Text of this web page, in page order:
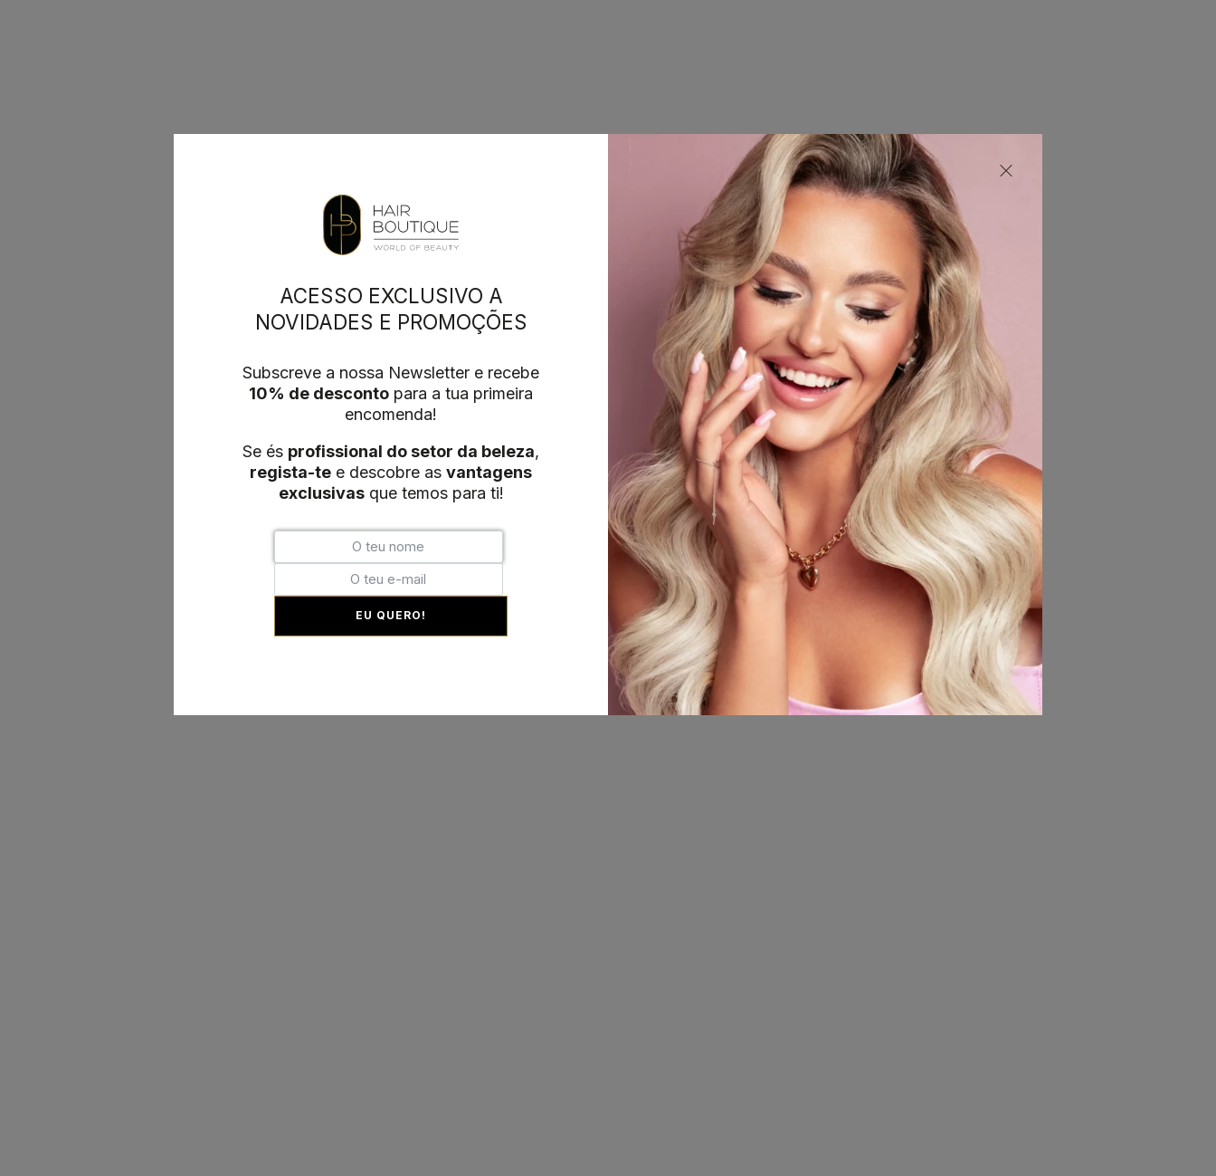
ACESSO EXCLUSIVO A
NOVIDADES E PROMOÇÕES
Subscreve a nossa Newsletter e recebe
10% de desconto para a tua primeira
encomenda!
Se és profissional do setor da beleza,
regista-te e descobre as vantagens
exclusivasque temos para ti!
EU QUERO!